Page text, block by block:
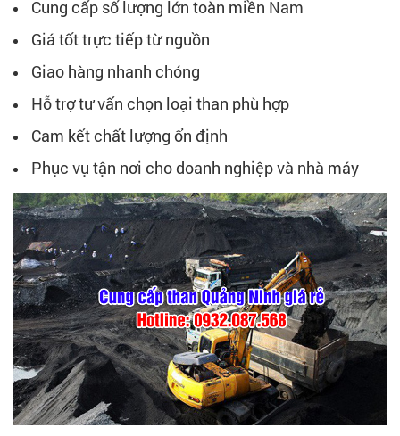
Cung cấp số lượng lớn toàn miền Nam
Giá tốt trực tiếp từ nguồn
Giao hàng nhanh chóng
Hỗ trợ tư vấn chọn loại than phù hợp
Cam kết chất lượng ổn định
Phục vụ tận nơi cho doanh nghiệp và nhà máy